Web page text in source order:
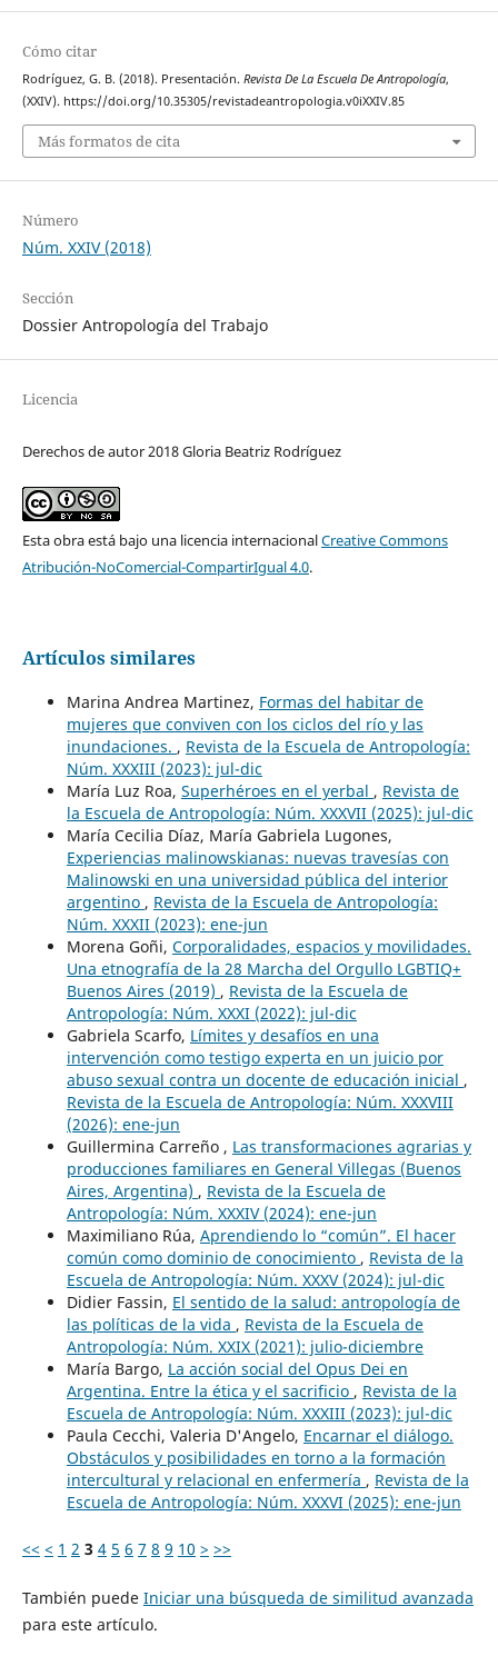
Cómo citar
Rodríguez, G. B. (2018). Presentación. Revista De La Escuela De Antropología,
(XXIV). https://doi.org/10.35305/revistadeantropologia.v0iXXIV.85
Más formatos de cita
Número
Núm. XXIV (2018)
Sección
Dossier Antropología del Trabajo
Licencia
Derechos de autor 2018 Gloria Beatriz Rodríguez
Esta obra está bajo una licencia internacionalCreative Commons
Atribución-NoComercial-CompartirIgual 4.0.
Artículos similares
Marina Andrea Martinez, Formas del habitar de
mujeres que conviven con los ciclos del río y las
inundaciones. , Revista de la Escuela de Antropología:
Núm. XXXIII (2023): jul-dic
María Luz Roa, Superhéroes en el yerbal , Revista de
la Escuela de Antropología: Núm. XXXVII (2025): jul-dic
María Cecilia Díaz, María Gabriela Lugones,
Experiencias malinowskianas: nuevas travesías con
Malinowski en una universidad pública del interior
argentino , Revista de la Escuela de Antropología:
Núm. XXXII (2023): ene-jun
Morena Goñi, Corporalidades, espacios y movilidades.
Una etnografía de la 28 Marcha del Orgullo LGBTIQ+
Buenos Aires (2019) , Revista de la Escuela de
Antropología: Núm. XXXI (2022): jul-dic
Gabriela Scarfo, Límites y desafíos en una
intervención como testigo experta en un juicio por
abuso sexual contra un docente de educación inicial ,
Revista de la Escuela de Antropología: Núm. XXXVIII
(2026): ene-jun
Guillermina Carreño , Las transformaciones agrarias y
producciones familiares en General Villegas (Buenos
Aires, Argentina) , Revista de la Escuela de
Antropología: Núm. XXXIV (2024): ene-jun
Maximiliano Rúa, Aprendiendo lo “común”. El hacer
común como dominio de conocimiento , Revista de la
Escuela de Antropología: Núm. XXXV (2024): jul-dic
Didier Fassin, El sentido de la salud: antropología de
las políticas de la vida , Revista de la Escuela de
Antropología: Núm. XXIX (2021): julio-diciembre
María Bargo, La acción social del Opus Dei en
Argentina. Entre la ética y el sacrificio , Revista de la
Escuela de Antropología: Núm. XXXIII (2023): jul-dic
Paula Cecchi, Valeria D'Angelo, Encarnar el diálogo.
Obstáculos y posibilidades en torno a la formación
intercultural y relacional en enfermería , Revista de la
Escuela de Antropología: Núm. XXXVI (2025): ene-jun
<< < 1 2 3 4 5 6 7 8 9 10 > >>
También puede Iniciar una búsqueda de similitud avanzada
para este artículo.